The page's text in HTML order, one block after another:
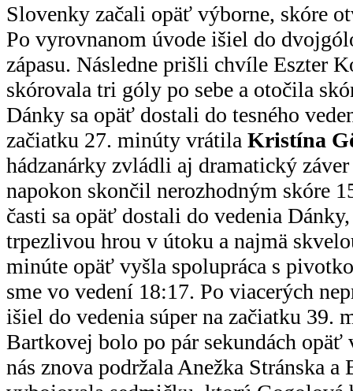
Slovenky začali opäť výborne, skóre
Po vyrovnanom úvode išiel do
zápasu. Následne prišli chvíle Eszter
skórovala tri góly po sebe a otočila
Dánky sa opäť dostali do tesného
začiatku 27. minúty vrátila Kristína
hádzanárky zvládli aj dramatický záver
napokon skončil nerozhodným skóre
časti sa opäť dostali do vedenia
trpezlivou hrou v útoku a najmä
minúte opäť vyšla spolupráca s
sme vo vedení 18:17. Po viacerých
išiel do vedenia súper na začiatku 39.
Bartkovej bolo po pár sekundách
nás znova podržala Anežka Stránska a